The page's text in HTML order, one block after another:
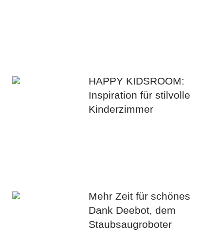
HAPPY KIDSROOM:
Inspiration für stilvolle
Kinderzimmer
Mehr Zeit für schönes
Dank Deebot, dem
Staubsaugroboter